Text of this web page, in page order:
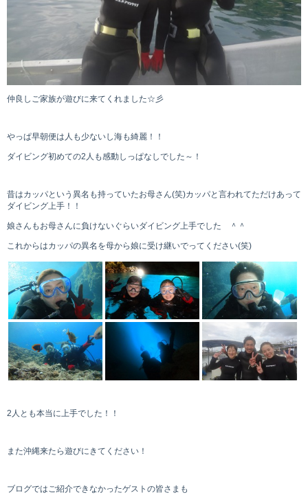
仲良しご家族が遊びに来てくれました☆彡
やっぱ早朝便は人も少ないし海も綺麗！！
ダイビング初めての2人も感動しっぱなしでした～！
昔はカッパという異名も持っていたお母さん(笑)カッパと言われてただけあって
ダイビング上手！！
娘さんもお母さんに負けないぐらいダイビング上手でした ＾＾
これからはカッパの異名を母から娘に受け継いでってください(笑)
2人とも本当に上手でした！！
また沖縄来たら遊びにきてください！
ブログではご紹介できなかったゲストの皆さまも